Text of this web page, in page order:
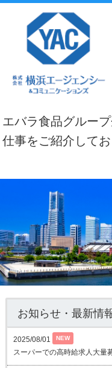
エバラ食品グルー
仕事をご紹介して
お知らせ・最新情
2025/08/01 NEW
スーパーでの高時給求人大量